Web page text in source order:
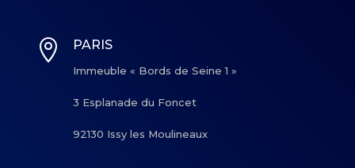
 PARIS
Immeuble « Bords de Seine 1 »
3 Esplanade du Foncet
92130 Issy les Moulineaux